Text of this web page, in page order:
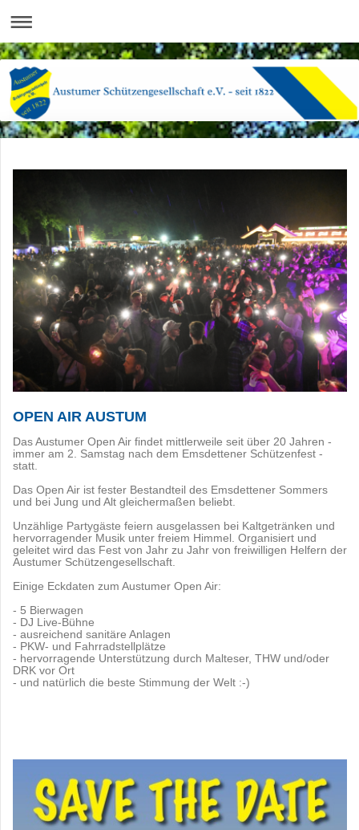
OPEN AIR AUSTUM
Das Austumer Open Air findet mittlerweile seit über 20 Jahren -
immer am 2. Samstag nach dem Emsdettener Schützenfest -
statt.
Das Open Air ist fester Bestandteil des Emsdettener Sommers
und bei Jung und Alt gleichermaßen beliebt.
Unzählige Partygäste feiern ausgelassen bei Kaltgetränken und
hervorragender Musik unter freiem Himmel. Organisiert und
geleitet wird das Fest von Jahr zu Jahr von freiwilligen Helfern der
Austumer Schützengesellschaft.
Einige Eckdaten zum Austumer Open Air:
- 5 Bierwagen
- DJ Live-Bühne
- ausreichend sanitäre Anlagen
- PKW- und Fahrradstellplätze
- hervorragende Unterstützung durch Malteser, THW und/oder
DRK vor Ort
- und natürlich die beste Stimmung der Welt :-)